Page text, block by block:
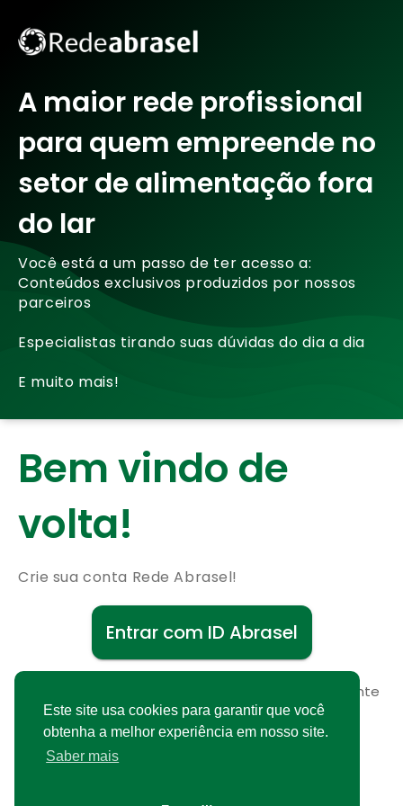
Este site usa cookies para garantir que você
obtenha a melhor experiência em nosso site.
Saber mais
A maior rede profissional
para quem empreende no
setor de alimentação fora
do lar
Você está a um passo de ter acesso a:
Conteúdos exclusivos produzidos por nossos
parceiros
Especialistas tirando suas dúvidas do dia a dia
E muito mais!
Bem vindo de
volta!
Crie sua conta Rede Abrasel!
Entrar com ID Abrasel
Cadastre-se gratuitamente